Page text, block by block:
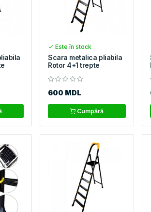
Este în stock
Scara metalica pliabila
Rotor 4+1 trepte
600 MDL
Cumpără